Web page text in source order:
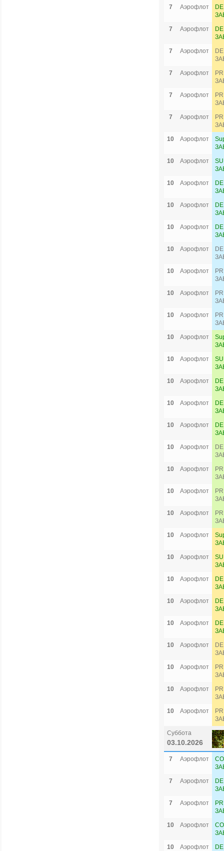
7 Аэрофлот
7
Аэрофлот
7
Аэрофлот
7
Аэрофлот
7
Аэрофлот
7
Аэрофлот
10
Аэрофлот
10
Аэрофлот
10
Аэрофлот
10
Аэрофлот
10
Аэрофлот
10
Аэрофлот
10
Аэрофлот
10
Аэрофлот
10
Аэрофлот
10
Аэрофлот
10
Аэрофлот
10
Аэрофлот
10
Аэрофлот
10
Аэрофлот
10
Аэрофлот
10
Аэрофлот
10
Аэрофлот
10
Аэрофлот
10
Аэрофлот
10
Аэрофлот
10
Аэрофлот
10
Аэрофлот
10
Аэрофлот
10
Аэрофлот
10
Аэрофлот
10
Аэрофлот
10
Аэрофлот
Суббота
03.10.2026
7 Аэрофлот
7
Аэрофлот
7
Аэрофлот
10
Аэрофлот
10
Аэрофлот